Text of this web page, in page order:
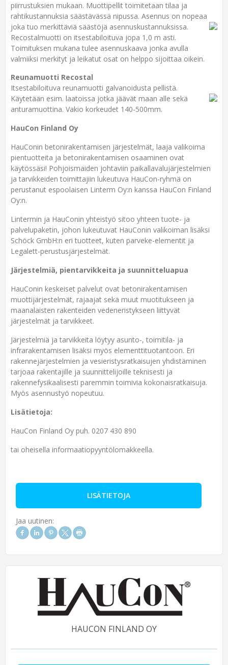
piirrustuksien mukaan. Muottipellit toimitetaan tilaa ja
rahtikustannuksia säästävässä nipussa. Asennus on nopeaa
joka tuo merkittäviä säästöjä asennuskustannuksissa.
Recostalmuotti on itsestabiloituva jopa 1,0 m asti.
Toimituksen mukana tulee asennuskaava jonka avulla
valmiiksi merkityt ja leikatut osat on helppo sijoittaa oikein.
Reunamuotti Recostal
Itsestabiloituva reunamuotti galvanoidusta pellistä.
Käytetään esim. laatoissa jotka jäävät maan alle sekä
anturamuottina. Vakio korkeudet 140-500mm.
HauCon Finland Oy
HauConin betonirakentamisen järjestelmät, laaja valikoima
pientuotteita ja betonirakentamisen osaaminen ovat
käytössäsi! Pohjoismaiden johtaviin paikallavalujärjestelmien
ja tarvikkeiden toimittajiin lukeutuva HauCon-ryhmä on
perustanut espoolaisen Linterm Oy:n kanssa HauCon Finland
Oy:n.
Lintermin ja HauConin yhteistyö sitoo yhteen tuote- ja
palvelupaketin, johon lukeutuvat HauConin valikoiman lisäksi
Schöck GmbH:n eri tuotteet, kuten parveke-elementit ja
Legalett-perustusjärjestelmät.
Järjestelmiä, pientarvikkeita ja suunnitteluapua
HauConin keskeiset palvelut ovat betonirakentamisen
muottijärjestelmät, rajaajat sekä muut muotitukseen ja
maanalaisten rakenteiden vedeneristykseen liittyvät
järjestelmät ja tarvikkeet.
Järjestelmiä ja tarvikkeita löytyy asunto-, toimitila- ja
infrarakentamisen lisäksi myös elementtituotantoon. Eri
rakennejärjestelmien ja vesieristysratkaisujen yhdistäminen
tarjoaa rakentajille ja suunnittelijoille teknisesti ja
rakennefysikaalisesti paremmin toimivia kokonaisratkaisuja.
Myös asennustyö nopeutuu.
Lisätietoja:
HauCon Finland Oy puh. 0207 430 890
tai oheisella informaatiopyyntölomakkeella.
LISÄTIETOJA
Jaa uutinen:
HAUCON FINLAND OY